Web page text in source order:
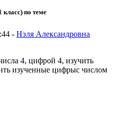
класс) по теме
- Нэля Александровна
4, цифрой 4, изучить
изученные цифрыс числом